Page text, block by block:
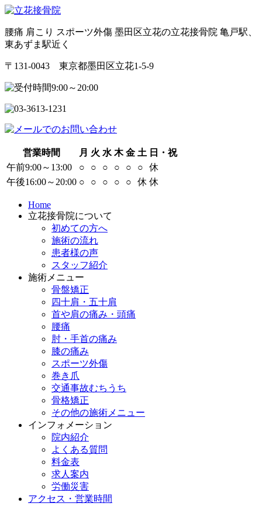
腰痛 肩こり スポーツ外傷 墨田区立花の立花接骨院 亀戸駅、
東あずま駅近く
〒131-0043 東京都墨田区立花1-5-9
営業時間 月 火 水 木 金 土 日・祝
午前9:00～13:00
○ ○ ○ ○ ○ ○
休
午後16:00～20:00 ○ ○ ○ ○ ○ 休 休
Home
立花接骨院について
初めての方へ
施術の流れ
患者様の声
スタッフ紹介
施術メニュー
骨盤矯正
四十肩・五十肩
首や肩の痛み・頭痛
腰痛
肘・手首の痛み
膝の痛み
スポーツ外傷
巻き爪
交通事故むちうち
骨格矯正
その他の施術メニュー
インフォメーション
院内紹介
よくある質問
料金表
求人案内
労働災害
アクセス・営業時間